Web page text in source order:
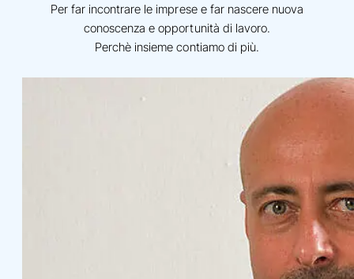
Per far incontrare le imprese e far nascere nuova
conoscenza e opportunità di lavoro.
Perchè insieme contiamo di più.